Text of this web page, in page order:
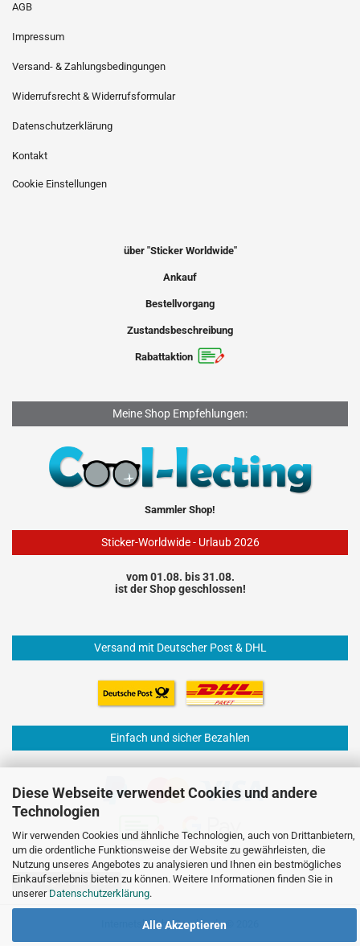
Diese Webseite verwendet Cookies und andere
Technologien
Wir verwenden Cookies und ähnliche Technologien, auch von Drittanbietern,
um die ordentliche Funktionsweise der Website zu gewährleisten, die
Nutzung unseres Angebotes zu analysieren und Ihnen ein bestmögliches
Einkaufserlebnis bieten zu können. Weitere Informationen finden Sie in
unserer Datenschutzerklärung.
Alle Akzeptieren
AGB
Impressum
Versand- & Zahlungsbedingungen
Widerrufsrecht & Widerrufsformular
Datenschutzerklärung
Kontakt
Cookie Einstellungen
über "Sticker Worldwide"
Ankauf
Bestellvorgang
Zustandsbeschreibung
Rabattaktion
Meine Shop Empfehlungen:
Sammler Shop!
Sticker-Worldwide - Urlaub 2026
vom 01.08. bis 31.08.
ist der Shop geschlossen!
Versand mit Deutscher Post & DHL
Einfach und sicher Bezahlen
Vertrag widerrufen
Internetshopby Gambio.de © 2026